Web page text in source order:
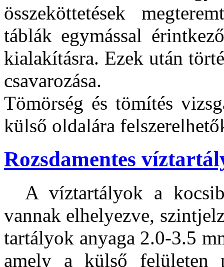
összeköttetések
táblák egymással
kialakításra. Ezek után
csavarozása.
Tömörség és tömítés
külső oldalára
Rozsdamentes
A víztartályok a
vannak elhelyezve,
tartályok anyaga 2.0-3.5
amely a külső felületen